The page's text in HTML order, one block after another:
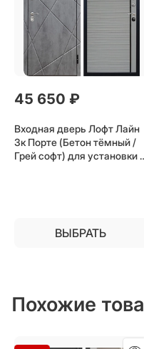
45 650 ₽
Входная дверь Лофт Лайн
3к Порте (Бетон тёмный /
Грей софт) для установки
ВЫБРАТЬ
Похожие